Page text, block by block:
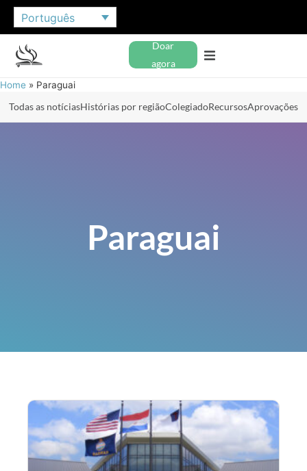
Português
Doar
agora
Home » Paraguai
Todas as notíciasHistórias por regiãoColegiadoRecursosAprovações
Paraguai